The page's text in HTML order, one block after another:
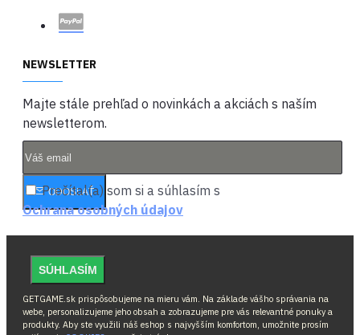
NEWSLETTER
Majte stále prehľad o novinkách a akciách s naším
newsletterom.
ODOSLAŤ
Prečítal(a) som si a súhlasím s
Ochrana osobných údajov
SÚHLASÍM
GETGAME.sk prispôsobujeme na mieru vám. Na základe vášho správania na
webe, personalizujeme jeho obsah a zobrazujeme pre vás relevantné ponuky a
produkty. Aby ste využili náš eshop s najvyšším komfortom, umožnite prosím